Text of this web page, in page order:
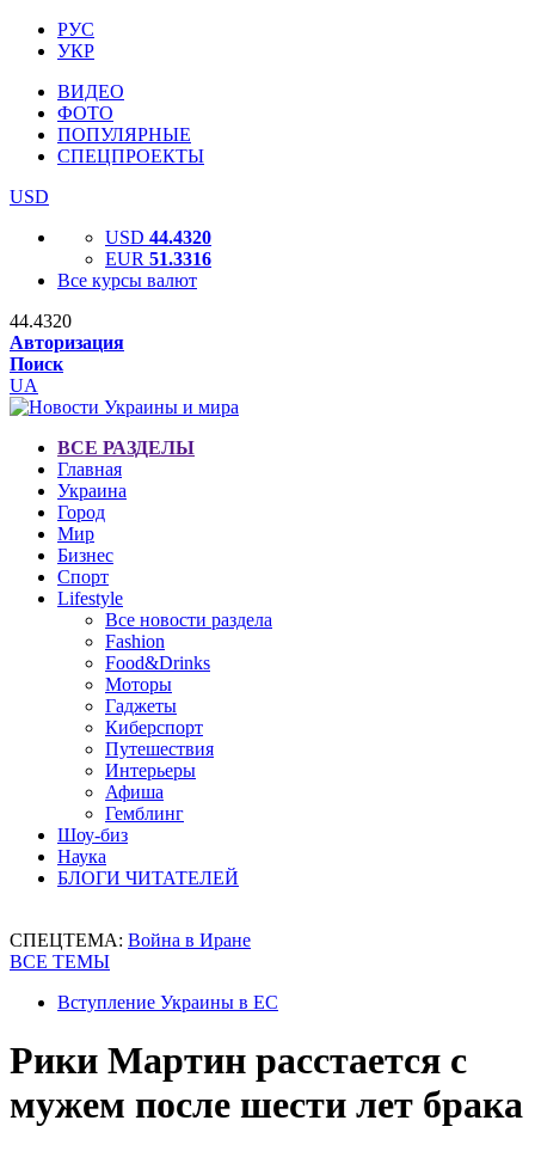
РУС
УКР
ВИДЕО
ФОТО
ПОПУЛЯРНЫЕ
СПЕЦПРОЕКТЫ
USD
USD 44.4320
EUR 51.3316
Все курсы валют
44.4320
Авторизация
Поиск
UA
ВСЕ РАЗДЕЛЫ
Главная
Украина
Город
Мир
Бизнес
Спорт
Lifestyle
Все новости раздела
Fashion
Food&Drinks
Моторы
Гаджеты
Киберспорт
Путешествия
Интерьеры
Афиша
Гемблинг
Шоу-биз
Наука
БЛОГИ ЧИТАТЕЛЕЙ
СПЕЦТЕМА: Война в Иране
ВСЕ ТЕМЫ
Вступление Украины в ЕС
Рики Мартин расстается с
мужем после шести лет брака